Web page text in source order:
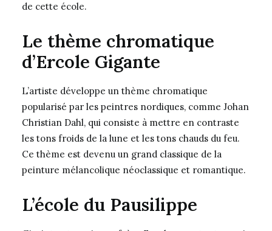
de cette école.
Le thème chromatique
d’Ercole Gigante
L’artiste développe un thème chromatique
popularisé par les peintres nordiques, comme Johan
Christian Dahl, qui consiste à mettre en contraste
les tons froids de la lune et les tons chauds du feu.
Ce thème est devenu un grand classique de la
peinture mélancolique néoclassique et romantique.
L’école du Pausilippe